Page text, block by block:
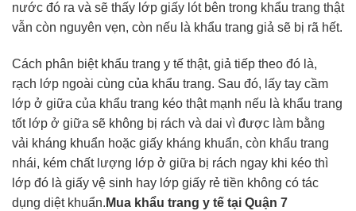
nước đó ra và sẽ thấy lớp giấy lót bên trong khẩu trang thật
vẫn còn nguyên vẹn, còn nếu là khẩu trang giả sẽ bị rã hết.
Cách phân biệt khẩu trang y tế thật, giả tiếp theo đó là,
rạch lớp ngoài cùng của khẩu trang. Sau đó, lấy tay cầm
lớp ở giữa của khẩu trang kéo thật mạnh nếu là khẩu trang
tốt lớp ở giữa sẽ không bị rách và dai vì được làm bằng
vải kháng khuẩn hoặc giấy kháng khuẩn, còn khẩu trang
nhái, kém chất lượng lớp ở giữa bị rách ngay khi kéo thì
lớp đó là giấy vệ sinh hay lớp giấy rẻ tiền không có tác
dụng diệt khuẩn. Mua khẩu trang y tế tại Quận 7